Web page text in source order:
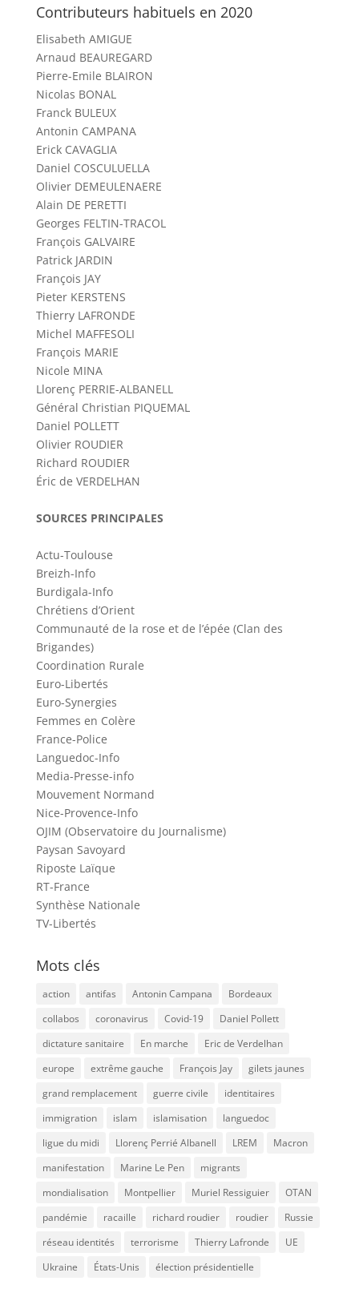
Contributeurs habituels en 2020
Elisabeth AMIGUE
Arnaud BEAUREGARD
Pierre-Emile BLAIRON
Nicolas BONAL
Franck BULEUX
Antonin CAMPANA
Erick CAVAGLIA
Daniel COSCULUELLA
Olivier DEMEULENAERE
Alain DE PERETTI
Georges FELTIN-TRACOL
François GALVAIRE
Patrick JARDIN
François JAY
Pieter KERSTENS
Thierry LAFRONDE
Michel MAFFESOLI
François MARIE
Nicole MINA
Llorenç PERRIE-ALBANELL
Général Christian PIQUEMAL
Daniel POLLETT
Olivier ROUDIER
Richard ROUDIER
Éric de VERDELHAN
SOURCES PRINCIPALES
Actu-Toulouse
Breizh-Info
Burdigala-Info
Chrétiens d’Orient
Communauté de la rose et de l’épée (Clan des
Brigandes)
Coordination Rurale
Euro-Libertés
Euro-Synergies
Femmes en Colère
France-Police
Languedoc-Info
Media-Presse-info
Mouvement Normand
Nice-Provence-Info
OJIM (Observatoire du Journalisme)
Paysan Savoyard
Riposte Laïque
RT-France
Synthèse Nationale
TV-Libertés
Mots clés
action antifas Antonin Campana
Bordeaux
collabos
coronavirus Covid-19
Daniel Pollett
dictature sanitaire
En marche
Eric de Verdelhan
europe
extrême gauche François Jay
gilets jaunes
grand remplacement
guerre civile
identitaires
immigration
islam islamisation
languedoc
ligue du midi
Llorenç Perrié Albanell LREM
Macron
manifestation
Marine Le Pen
migrants
mondialisation
Montpellier Muriel Ressiguier
OTAN
pandémie
racaille richard roudier roudier
Russie
réseau identités
terrorisme Thierry Lafronde
UE
Ukraine
États-Unis élection présidentielle